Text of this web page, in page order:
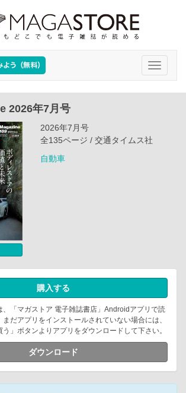
Toggle
2026年7月号
2026年7月号
全135ページ / 交通タイムス社
自動車
購入する
、「マガストア 電子雑誌書店」Androidアプリで読
だアプリをインストールされていない場合には、
」ボタンよりアプリをダウンロードして下さい。
ダウンロード